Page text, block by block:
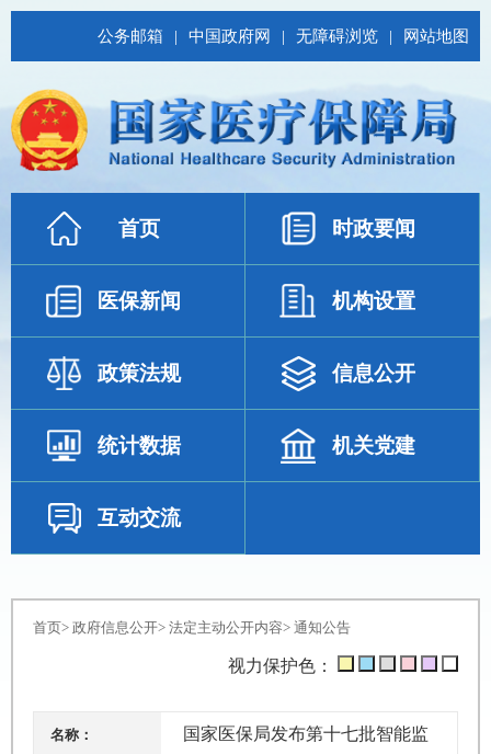
公务邮箱 | 中国政府网 | 无障碍浏览 | 网站地图
首页 时政要闻
医保新闻 机构设置
政策法规 信息公开
统计数据 机关党建
互动交流
首页> 政府信息公开> 法定主动公开内容> 通知公告
视力保护色：
名称： 国家医保局发布第十七批智能监